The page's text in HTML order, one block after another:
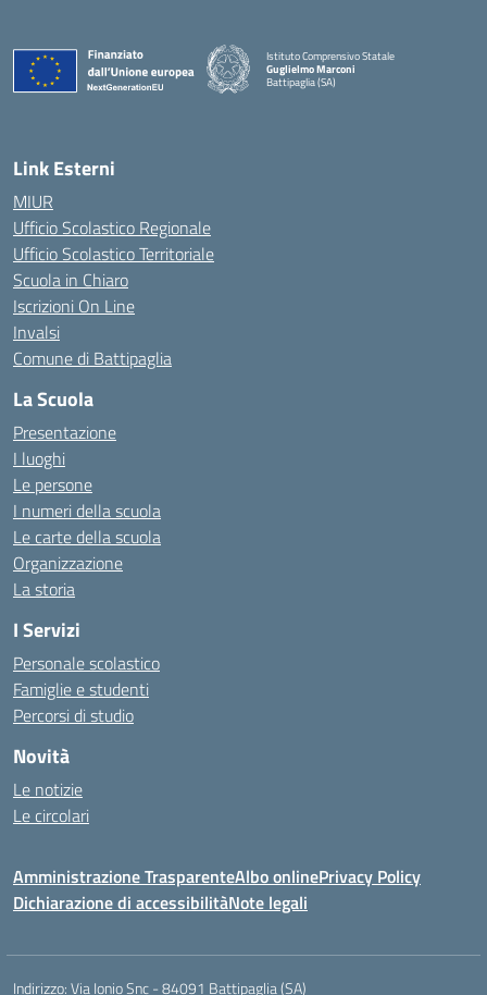
Istituto Comprensivo Statale
Guglielmo Marconi
Battipaglia (SA)
— Visita la pagina iniziale della scuola
Link Esterni
MIUR
Ufficio Scolastico Regionale
Ufficio Scolastico Territoriale
Scuola in Chiaro
Iscrizioni On Line
Invalsi
Comune di Battipaglia
La Scuola
Presentazione
I luoghi
Le persone
I numeri della scuola
Le carte della scuola
Organizzazione
La storia
I Servizi
Personale scolastico
Famiglie e studenti
Percorsi di studio
Novità
Le notizie
Le circolari
Amministrazione TrasparenteAlbo onlinePrivacy Policy
Dichiarazione di accessibilitàNote legali
Indirizzo:Via Ionio Snc - 84091 Battipaglia (SA)